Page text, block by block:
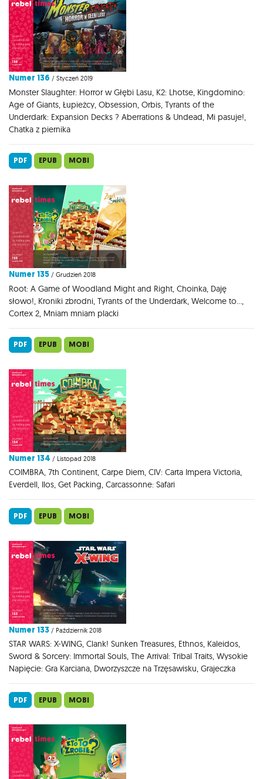
Numer 136 / Styczeń 2019
Monster Slaughter: Horror w Głębi Lasu, K2: Lhotse, Kingdomino:
Age of Giants, Łupieżcy, Obsession, Orbis, Tyrants of the
Underdark: Expansion Decks ? Aberrations & Undead, Mi pasuje!,
Chatka z piernika
PDF EPUB MOBI
Numer 135 / Grudzień 2018
Root: A Game of Woodland Might and Right, Choinka, Daję
słowo!, Kroniki zbrodni, Tyrants of the Underdark, Welcome to...,
Cortex 2, Mniam mniam placki
PDF EPUB MOBI
Numer 134 / Listopad 2018
COIMBRA, 7th Continent, Carpe Diem, CIV: Carta Impera Victoria,
Everdell, Ilos, Get Packing, Carcassonne: Safari
PDF EPUB MOBI
Numer 133 / Październik 2018
STAR WARS: X-WING, Clank! Sunken Treasures, Ethnos, Kaleidos,
Sword & Sorcery: Immortal Souls, The Arrival: Tribal Traits, Wysokie
Napięcie: Gra Karciana, Dworzyszcze na Trzęsawisku, Grajeczka
PDF EPUB MOBI